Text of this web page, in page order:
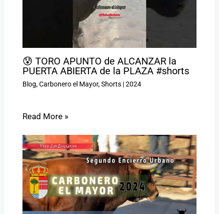
😰 TORO APUNTO de ALCANZAR la
PUERTA ABIERTA de la PLAZA #shorts
Blog,Carbonero el Mayor,Shorts|2024
Read More »